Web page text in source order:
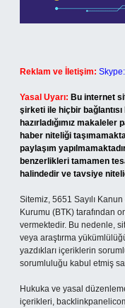
Reklam ve İletişim:
Yasal Uyarı: Bu internet
şirketi ile hiçbir
hazırladığımız
haber niteliği
paylaşım
benzerlikleri tamamen
halindedir ve tavsiye
Sitemiz, 5651 Sayılı
Kurumu (BTK) tarafından
vermektedir. Bu nedenle,
veya araştırma
yazdıkları içeriklerin
sorumluluğu kabul etmiş
Hukuka ve yasal
içerikleri,